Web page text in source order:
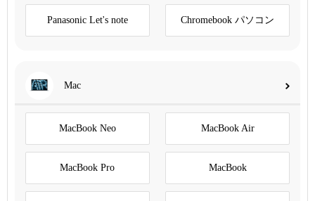
Panasonic Let's note Chromebook パソコン
Mac
MacBook Neo MacBook Air
MacBook Pro MacBook